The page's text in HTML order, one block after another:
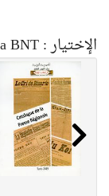
الإختيار: publication de la BNT